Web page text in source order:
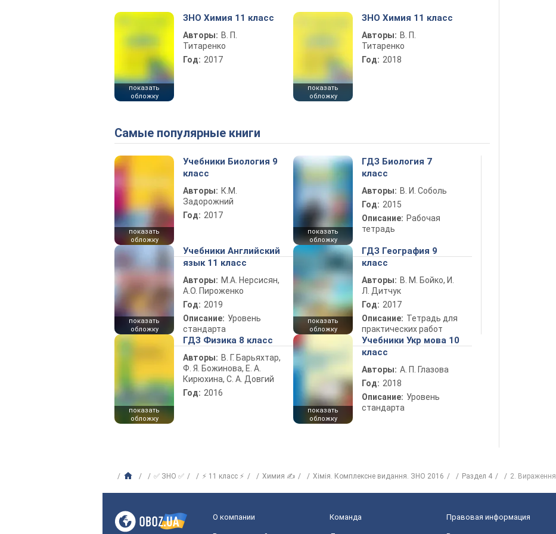
показать
обложку
ЗНО Химия 11 класс
Авторы: В. П.
Титаренко
Год: 2017
показать
обложку
ЗНО Химия 11 класс
Авторы: В. П.
Титаренко
Год: 2018
Самые популярные книги
показать
обложку
Учебники Биология 9
класс
Авторы: К.М.
Задорожний
Год: 2017
показать
обложку
ГДЗ Биология 7
класс
Авторы: В. И. Соболь
Год: 2015
Описание: Рабочая
тетрадь
показать
обложку
Учебники Английский
язык 11 класс
Авторы: М.А. Нерсисян,
А.О. Пироженко
Год: 2019
Описание: Уровень
стандарта
показать
обложку
ГДЗ География 9
класс
Авторы: В. М. Бойко, И.
Л. Дитчук
Год: 2017
Описание: Тетрадь для
практических работ
показать
обложку
ГДЗ Физика 8 класс
Авторы: В. Г. Барьяхтар,
Ф. Я. Божинова, Е. А.
Кирюхина, С. А. Довгий
Год: 2016
показать
обложку
Учебники Укр мова 10
класс
Авторы: А. П. Глазова
Год: 2018
Описание: Уровень
стандарта
✅ ЗНО ✅ ⚡ 11 класс ⚡ Химия ✍ Хімія. Комплексне видання. ЗНО 2016 Раздел 4 2. Вираження
О компании Команда Правовая информация